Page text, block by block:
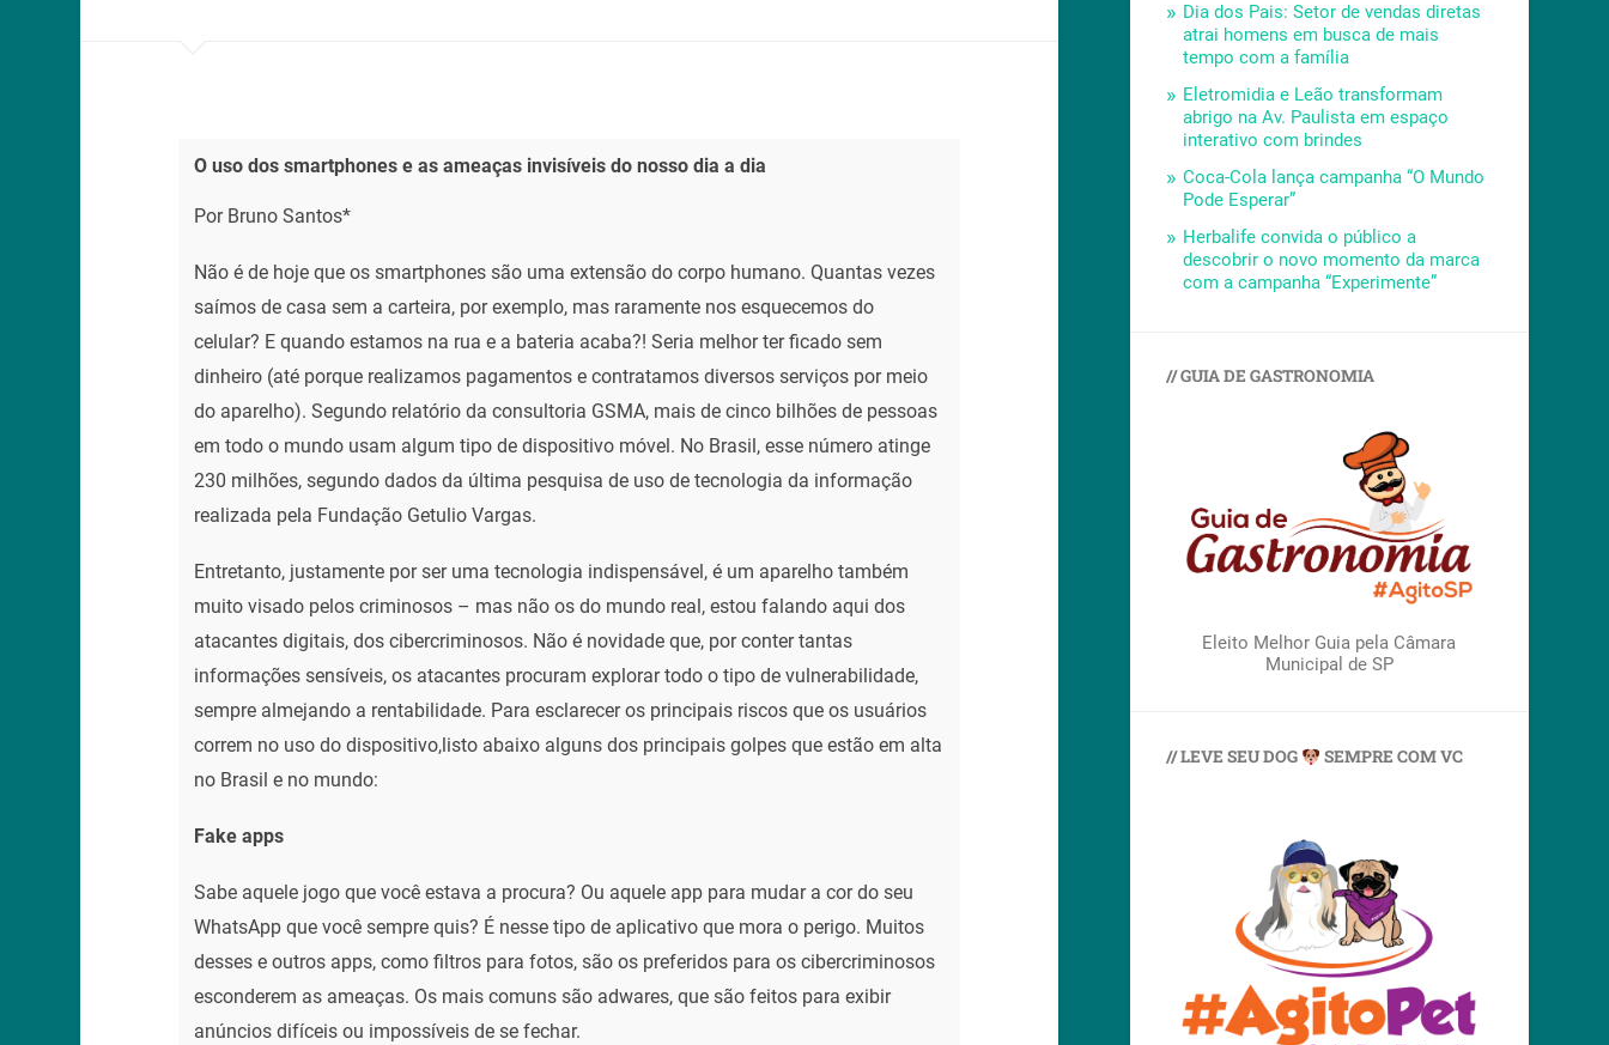
O uso dos smartphones e as ameaças invisíveis do nosso dia a dia
Por Bruno Santos*
Não é de hoje que os smartphones são uma extensão do corpo humano. Quantas vezes
saímos de casa sem a carteira, por exemplo, mas raramente nos esquecemos do
celular? E quando estamos na rua e a bateria acaba?! Seria melhor ter ficado sem
dinheiro (até porque realizamos pagamentos e contratamos diversos serviços por meio
do aparelho). Segundo relatório da consultoria GSMA, mais de cinco bilhões de pessoas
em todo o mundo usam algum tipo de dispositivo móvel. No Brasil, esse número atinge
230 milhões, segundo dados da última pesquisa de uso de tecnologia da informação
realizada pela Fundação Getulio Vargas.
Entretanto, justamente por ser uma tecnologia indispensável, é um aparelho também
muito visado pelos criminosos – mas não os do mundo real, estou falando aqui dos
atacantes digitais, dos cibercriminosos. Não é novidade que, por conter tantas
informações sensíveis, os atacantes procuram explorar todo o tipo de vulnerabilidade,
sempre almejando a rentabilidade. Para esclarecer os principais riscos que os usuários
correm no uso do dispositivo,listo abaixo alguns dos principais golpes que estão em alta
no Brasil e no mundo:
Fake apps
Sabe aquele jogo que você estava a procura? Ou aquele app para mudar a cor do seu
WhatsApp que você sempre quis? É nesse tipo de aplicativo que mora o perigo. Muitos
desses e outros apps, como filtros para fotos, são os preferidos para os cibercriminosos
esconderem as ameaças. Os mais comuns são adwares, que são feitos para exibir
anúncios difíceis ou impossíveis de se fechar.
Dia dos Pais: Setor de vendas diretas
atrai homens em busca de mais
tempo com a família
Eletromidia e Leão transformam
abrigo na Av. Paulista em espaço
interativo com brindes
Coca-Cola lança campanha “O Mundo
Pode Esperar”
Herbalife convida o público a
descobrir o novo momento da marca
com a campanha “Experimente”
// GUIA DE GASTRONOMIA
Eleito Melhor Guia pela Câmara
Municipal de SP
// LEVE SEU DOG SEMPRE COM VC